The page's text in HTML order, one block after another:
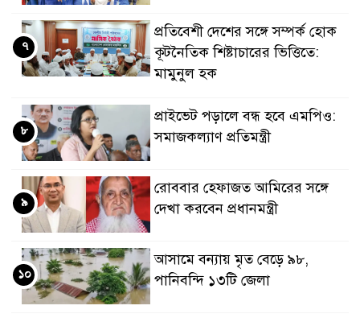
প্রতিবেশী দেশের সঙ্গে সম্পর্ক হোক
কূটনৈতিক শিষ্টাচারের ভিত্তিতে:
মামুনুল হক
৭
প্রাইভেট পড়ালে বন্ধ হবে এমপিও:
সমাজকল্যাণ প্রতিমন্ত্রী
৮
রোববার হেফাজত আমিরের সঙ্গে
দেখা করবেন প্রধানমন্ত্রী
৯
আসামে বন্যায় মৃত বেড়ে ৯৮,
পানিবন্দি ১৩টি জেলা
১০